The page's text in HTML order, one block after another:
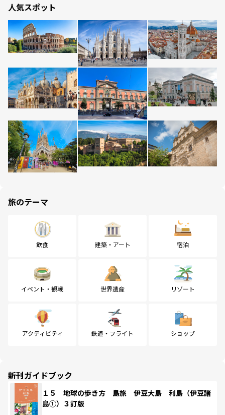
人気スポット
旅のテーマ
飲食 建築・アート 宿泊
イベント・観戦 世界遺産 リゾート
アクティビティ 鉄道・フライト ショップ
新刊ガイドブック
１５ 地球の歩き方 島旅 伊豆大島 利島（伊豆諸
島①）３訂版